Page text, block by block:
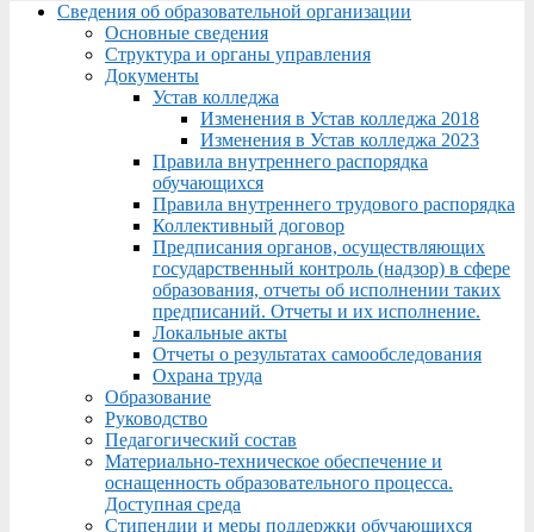
Menu
Сведения об образовательной организации
Основные сведения
Структура и органы управления
Документы
Устав колледжа
Изменения в Устав колледжа 2018
Изменения в Устав колледжа 2023
Правила внутреннего распорядка
обучающихся
Правила внутреннего трудового распорядка
Коллективный договор
Предписания органов, осуществляющих
государственный контроль (надзор) в сфере
образования, отчеты об исполнении таких
предписаний. Отчеты и их исполнение.
Локальные акты
Отчеты о результатах самообследования
Охрана труда
Образование
Руководство
Педагогический состав
Материально-техническое обеспечение и
оснащенность образовательного процесса.
Доступная среда
Стипендии и меры поддержки обучающихся